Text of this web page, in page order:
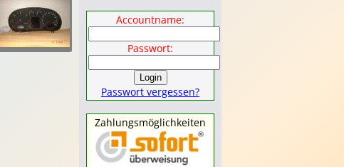
Accountname:
Passwort:
Passwort vergessen?
Zahlungsmöglichkeiten